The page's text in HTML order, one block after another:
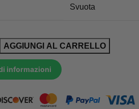
Svuota
AGGIUNGI AL CARRELLO
informazioni